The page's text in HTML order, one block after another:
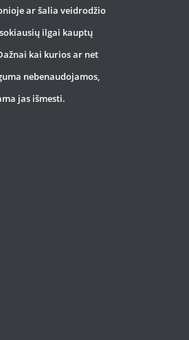
ar šalia veidrodžio
ilgai kauptų
kai kurios ar net
nebenaudojamos,
jas išmesti.